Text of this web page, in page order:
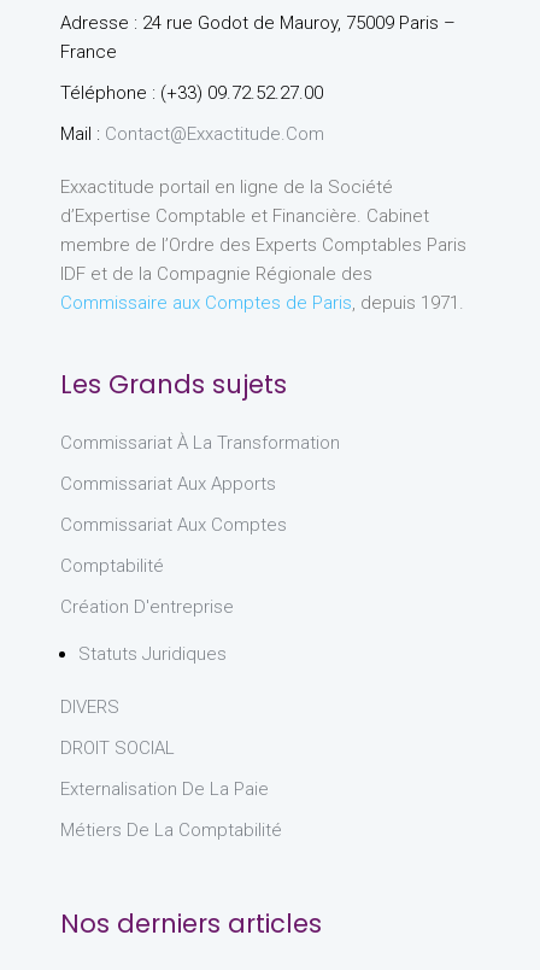
Adresse : 24 rue Godot de Mauroy, 75009 Paris –
France
Téléphone : (+33) 09.72.52.27.00
Mail : Contact@exxactitude.com
Exxactitude portail en ligne de la Société
d’Expertise Comptable et Financière. Cabinet
membre de l’Ordre des Experts Comptables Paris
IDF et de la Compagnie Régionale des
Commissaire aux Comptes de Paris, depuis 1971.
Les Grands sujets
Commissariat À La Transformation
Commissariat Aux Apports
Commissariat Aux Comptes
Comptabilité
Création D'entreprise
Statuts Juridiques
DIVERS
DROIT SOCIAL
Externalisation De La Paie
Métiers De La Comptabilité
Nos derniers articles